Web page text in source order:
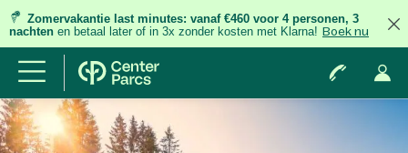
Zomervakantie last minutes: vanaf €460 voor 4 personen, 3
nachten en betaal later of in 3x zonder kosten met Klarna! Boek nu